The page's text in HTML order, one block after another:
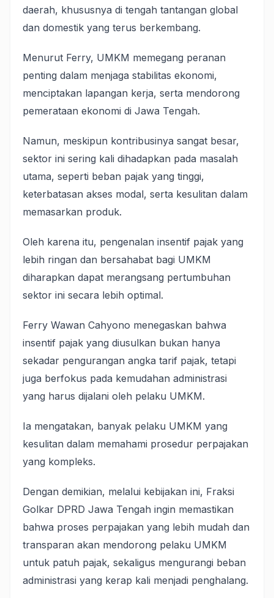
daerah, khususnya di tengah tantangan global
dan domestik yang terus berkembang.
Menurut Ferry, UMKM memegang peranan
penting dalam menjaga stabilitas ekonomi,
menciptakan lapangan kerja, serta mendorong
pemerataan ekonomi di Jawa Tengah.
Namun, meskipun kontribusinya sangat besar,
sektor ini sering kali dihadapkan pada masalah
utama, seperti beban pajak yang tinggi,
keterbatasan akses modal, serta kesulitan dalam
memasarkan produk.
Oleh karena itu, pengenalan insentif pajak yang
lebih ringan dan bersahabat bagi UMKM
diharapkan dapat merangsang pertumbuhan
sektor ini secara lebih optimal.
Ferry Wawan Cahyono menegaskan bahwa
insentif pajak yang diusulkan bukan hanya
sekadar pengurangan angka tarif pajak, tetapi
juga berfokus pada kemudahan administrasi
yang harus dijalani oleh pelaku UMKM.
Ia mengatakan, banyak pelaku UMKM yang
kesulitan dalam memahami prosedur perpajakan
yang kompleks.
Dengan demikian, melalui kebijakan ini, Fraksi
Golkar DPRD Jawa Tengah ingin memastikan
bahwa proses perpajakan yang lebih mudah dan
transparan akan mendorong pelaku UMKM
untuk patuh pajak, sekaligus mengurangi beban
administrasi yang kerap kali menjadi penghalang.